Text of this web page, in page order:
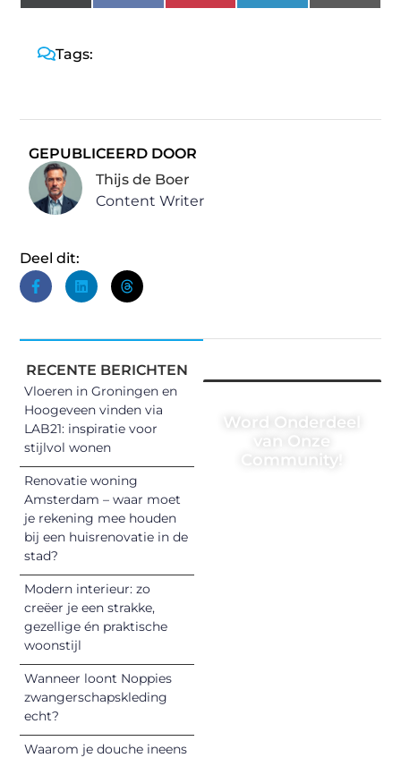
(Twitter)
Tags:
GEPUBLICEERD DOOR
Thijs de Boer
Content Writer
Deel dit:
RECENTE BERICHTEN
Vloeren in Groningen en
Hoogeveen vinden via
LAB21: inspiratie voor
stijlvol wonen
Renovatie woning
Amsterdam – waar moet
je rekening mee houden
bij een huisrenovatie in de
stad?
Modern interieur: zo
creëer je een strakke,
gezellige én praktische
woonstijl
Wanneer loont Noppies
zwangerschapskleding
echt?
Waarom je douche ineens
Word Onderdeel
van Onze
Community!